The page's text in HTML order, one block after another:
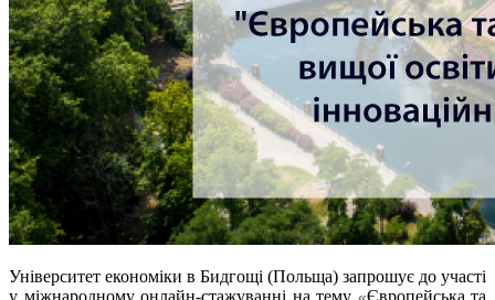
Університет економіки в Бидгощі (Польща) запрошує до участі
у міжнародному онлайн-стажуванні на тему «Європейська та